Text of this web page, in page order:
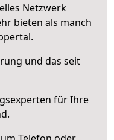
Netzwerk
bieten als manch
und das seit
für Ihre